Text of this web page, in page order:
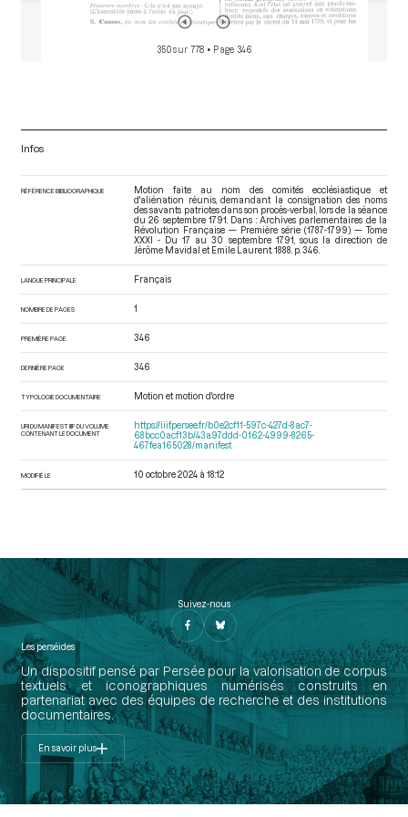
350 sur 778 • Page 346
Infos
RÉFÉRENCE BIBLIOGRAPHIQUE
Motion faite au nom des comités ecclésiastique et
d'aliénation réunis, demandant la consignation des noms
des savants patriotes dans son procès-verbal, lors de la séance
du 26 septembre 1791. Dans : Archives parlementaires de la
Révolution Française — Première série (1787-1799) — Tome
XXXI - Du 17 au 30 septembre 1791
, sous la direction de
Jérôme Mavidal et Emile Laurent. 1888. p. 346.
LANGUE PRINCIPALE Français
NOMBRE DE PAGES 1
PREMIÈRE PAGE 346
DERNIÈRE PAGE 346
TYPOLOGIE DOCUMENTAIRE Motion et motion d'ordre
URI DU MANIFEST IIIF DU VOLUME
CONTENANT LE DOCUMENT
https://iiif.persee.fr/b0e2cf11-597c-427d-8ac7-
68bcc0acf13b/43a97ddd-0162-4999-8265-
467fea165028/manifest
MODIFIÉ LE 10 octobre 2024 à 18:12
Suivez-nous
Les perséides
Un dispositif pensé par Persée pour la valorisation de corpus
textuels et iconographiques numérisés construits en
partenariat avec des équipes de recherche et des institutions
documentaires.
En savoir plus